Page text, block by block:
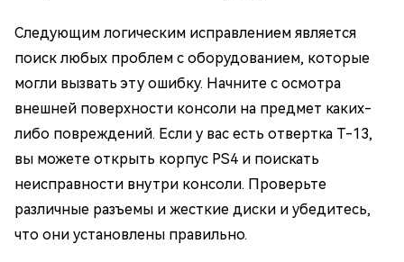
Следующим логическим исправлением является
поиск любых проблем с оборудованием, которые
могли вызвать эту ошибку. Начните с осмотра
внешней поверхности консоли на предмет каких-
либо повреждений. Если у вас есть отвертка T-13,
вы можете открыть корпус PS4 и поискать
неисправности внутри консоли. Проверьте
различные разъемы и жесткие диски и убедитесь,
что они установлены правильно.